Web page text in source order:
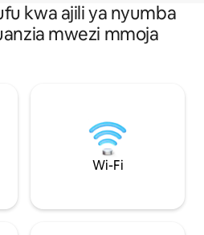
kwa ajili ya nyumba
mwezi mmoja
Wi-Fi